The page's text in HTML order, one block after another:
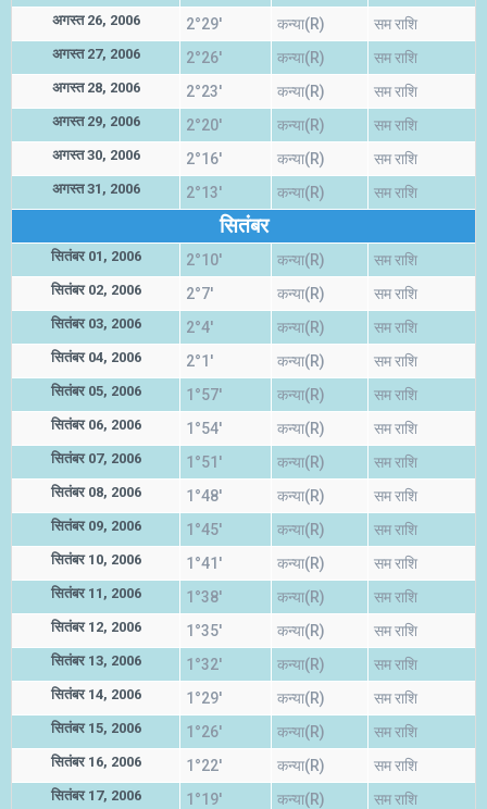
अगस्त 26, 2006 2°29' कन्या(R) सम राशि
अगस्त 27, 2006 2°26' कन्या(R) सम राशि
अगस्त 28, 2006 2°23' कन्या(R) सम राशि
अगस्त 29, 2006 2°20' कन्या(R) सम राशि
अगस्त 30, 2006 2°16' कन्या(R) सम राशि
अगस्त 31, 2006 2°13' कन्या(R) सम राशि
सितंबर
सितंबर 01, 2006 2°10' कन्या(R) सम राशि
सितंबर 02, 2006 2°7' कन्या(R) सम राशि
सितंबर 03, 2006 2°4' कन्या(R) सम राशि
सितंबर 04, 2006 2°1' कन्या(R) सम राशि
सितंबर 05, 2006 1°57' कन्या(R) सम राशि
सितंबर 06, 2006 1°54' कन्या(R) सम राशि
सितंबर 07, 2006 1°51' कन्या(R) सम राशि
सितंबर 08, 2006 1°48' कन्या(R) सम राशि
सितंबर 09, 2006 1°45' कन्या(R) सम राशि
सितंबर 10, 2006 1°41' कन्या(R) सम राशि
सितंबर 11, 2006 1°38' कन्या(R) सम राशि
सितंबर 12, 2006 1°35' कन्या(R) सम राशि
सितंबर 13, 2006 1°32' कन्या(R) सम राशि
सितंबर 14, 2006 1°29' कन्या(R) सम राशि
सितंबर 15, 2006 1°26' कन्या(R) सम राशि
सितंबर 16, 2006 1°22' कन्या(R) सम राशि
सितंबर 17, 2006 1°19' कन्या(R) सम राशि